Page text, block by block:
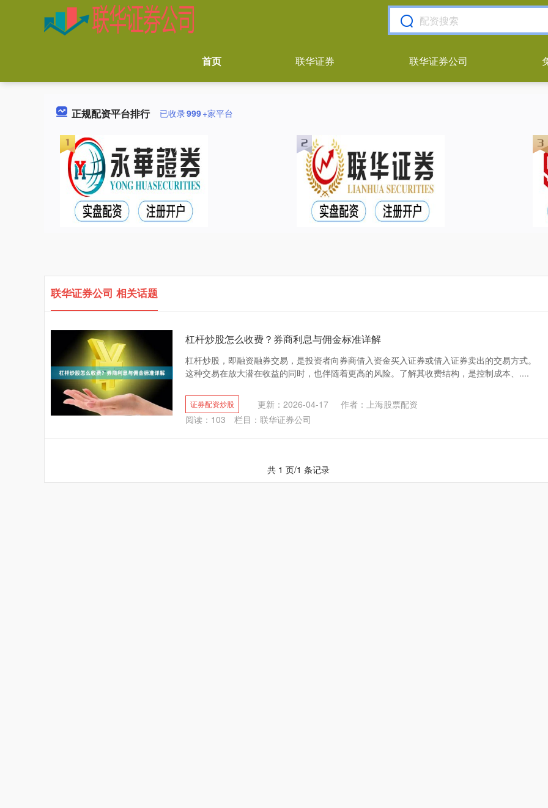
首页 联华证券 联华证券公司
正规配资平台排行 已收录999+家平台
联华证券公司 相关话题
杠杆炒股怎么收费？券商利息与佣金标准详解
杠杆炒股，即融资融券交易，是投资者向券商借入资金买入证券或借入证券卖出的交易方式。
这种交易在放大潜在收益的同时，也伴随着更高的风险。了解其收费结构，是控制成本、....
证券配资炒股 更新：2026-04-17
作者：上海股票配资
阅读： 103 栏目： 联华证券公司
共 1 页/1 条记录